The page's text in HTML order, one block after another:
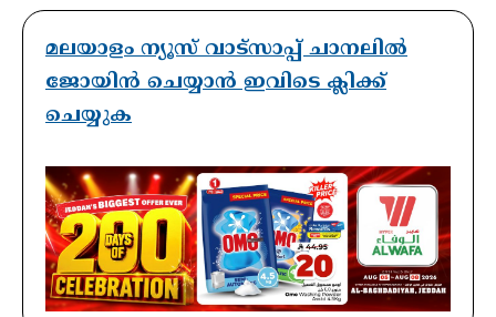
മലയാളം ന്യൂസ് വാട്സാപ്പ് ചാനലിൽ
ജോയിൻ ചെയ്യാൻ ഇവിടെ ക്ലിക്ക്
ചെയ്യുക